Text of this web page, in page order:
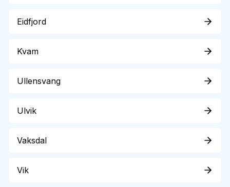
Eidfjord
Kvam
Ullensvang
Ulvik
Vaksdal
Vik